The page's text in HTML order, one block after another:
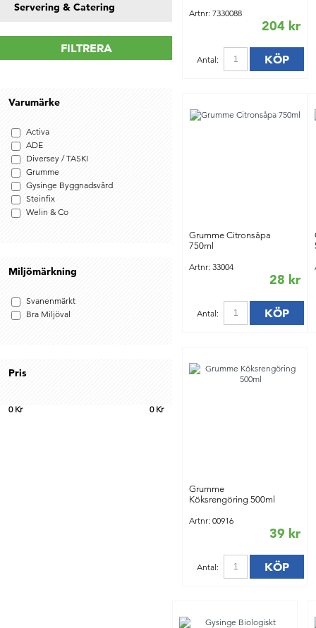
Servering & Catering
FILTRERA
Varumärke
Activa
ADE
Diversey / TASKI
Grumme
Gysinge Byggnadsvård
Steinfix
Welin & Co
Miljömärkning
Svanenmärkt
Bra Miljöval
Pris
0Kr 0Kr
Artnr: 7330088
204 kr
Antal: KÖP
Grumme Citronsåpa
750ml
Artnr: 33004
28 kr
Antal: KÖP
Grumme
Köksrengöring 500ml
Artnr: 00916
39 kr
Antal: KÖP